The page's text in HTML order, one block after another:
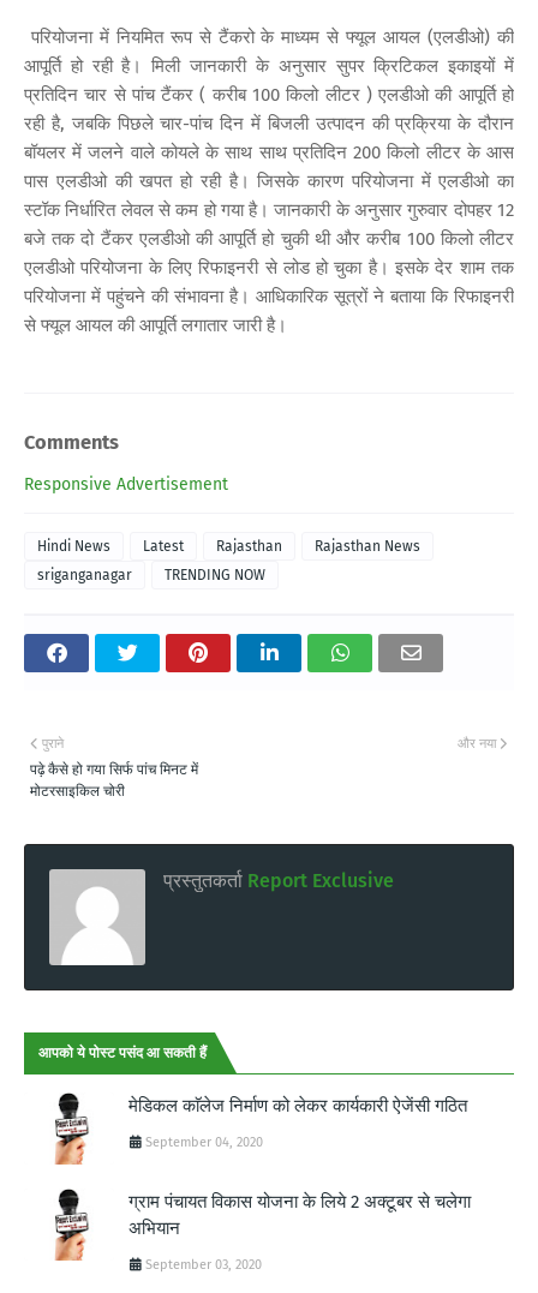
परियोजना में नियमित रूप से टैंकरो के माध्यम से फ्यूल आयल (एलडीओ) की
आपूर्ति हो रही है। मिली जानकारी के अनुसार सुपर क्रिटिकल इकाइयों में
प्रतिदिन चार से पांच टैंकर ( करीब 100 किलो लीटर ) एलडीओ की आपूर्ति हो
रही है, जबकि पिछले चार-पांच दिन में बिजली उत्पादन की प्रक्रिया के दौरान
बॉयलर में जलने वाले कोयले के साथ साथ प्रतिदिन 200 किलो लीटर के आस
पास एलडीओ की खपत हो रही है। जिसके कारण परियोजना में एलडीओ का
स्टॉक निर्धारित लेवल से कम हो गया है। जानकारी के अनुसार गुरुवार दोपहर 12
बजे तक दो टैंकर एलडीओ की आपूर्ति हो चुकी थी और करीब 100 किलो लीटर
एलडीओ परियोजना के लिए रिफाइनरी से लोड हो चुका है। इसके देर शाम तक
परियोजना में पहुंचने की संभावना है। आधिकारिक सूत्रों ने बताया कि रिफाइनरी
से फ्यूल आयल की आपूर्ति लगातार जारी है।
Comments
Responsive Advertisement
Hindi News Latest Rajasthan
Rajasthan News
sriganganagar
TRENDING NOW
और नया
पुराने
पढ़े कैसे हो गया सिर्फ पांच मिनट में
मोटरसाइकिल चोरी
प्रस्तुतकर्ता Report Exclusive
आपको ये पोस्ट पसंद आ सकती हैं
मेडिकल काॅलेज निर्माण को लेकर कार्यकारी ऐजेंसी गठित
September 04, 2020
ग्राम पंचायत विकास योजना के लिये 2 अक्टूबर से चलेगा
अभियान
September 03, 2020